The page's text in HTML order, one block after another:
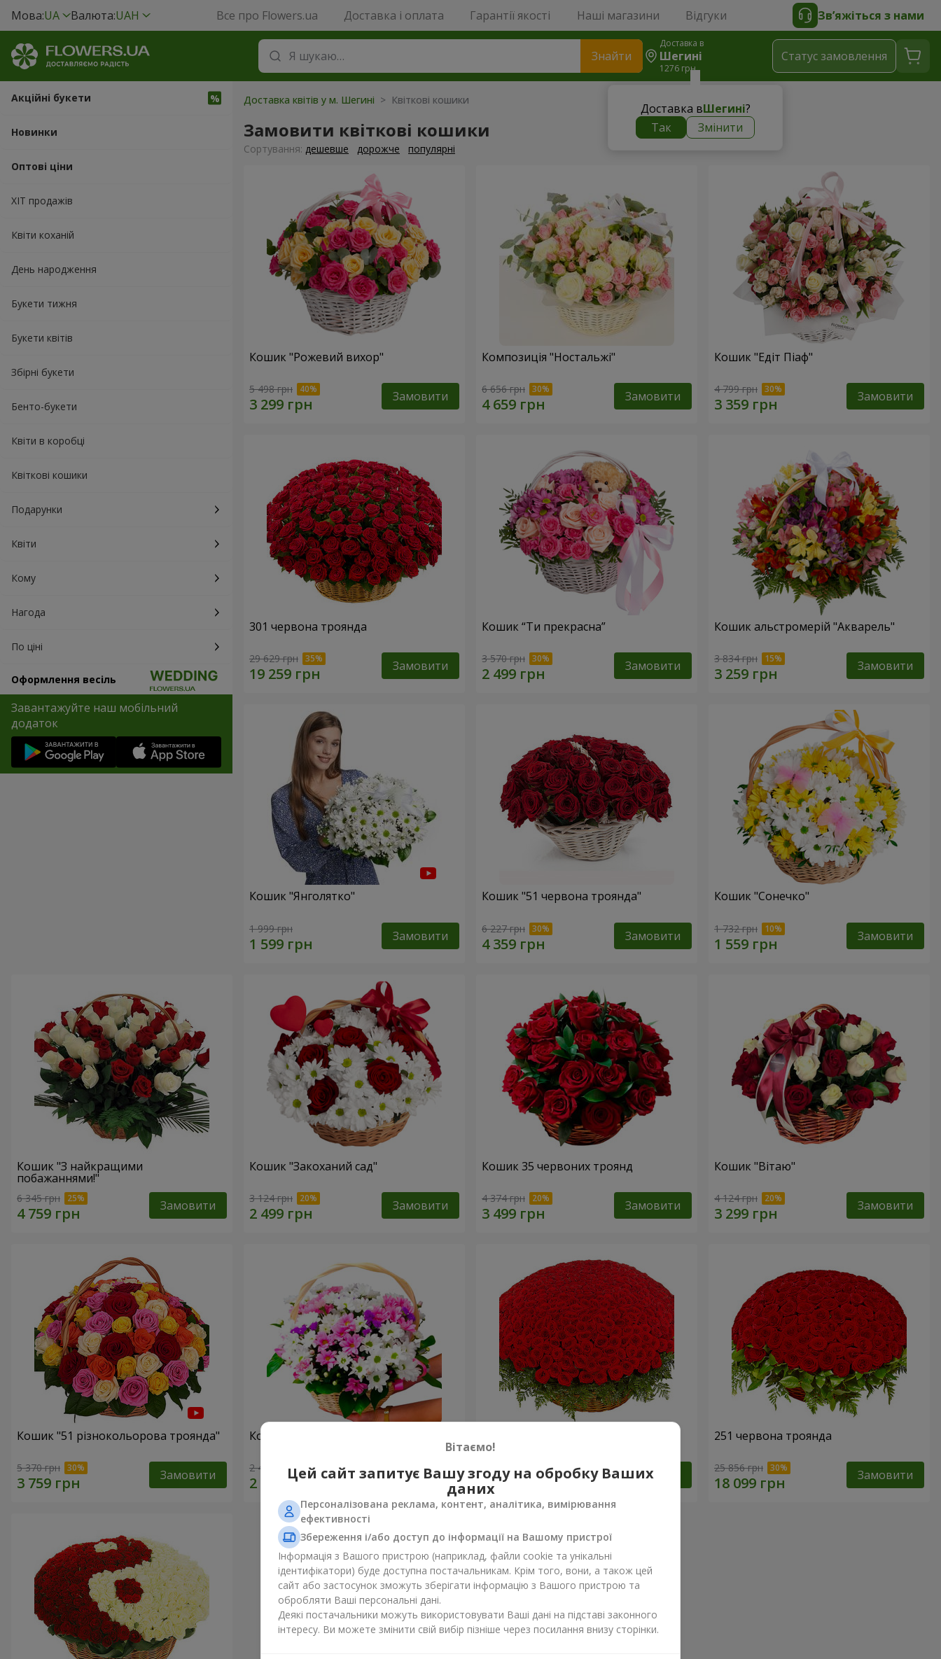
Мова:UA Валюта:UAH Все про Flowers.ua Доставка і оплата Гарантії якості Наші магазини Відгуки Зв’яжіться з нами
Знайти
Доставка в
Шегині
1276 грн
Доставка вШегині?
Так
Змінити
Статус замовлення
Акційні букети
Новинки
Оптові ціни
ХІТ продажів
Квіти коханій
День народження
Букети тижня
Букети квітів
Збірні букети
Бенто-букети
Квіти в коробці
Квіткові кошики
Подарунки
Квіти
Кому
Нагода
По ціні
Оформлення весіль
Завантажуйте наш мобільний
додаток
Доставка квітів у м. Шегині > Квіткові кошики
Замовити квіткові кошики
Сортування: дешевше дорожче популярні
Кошик "Рожевий вихор"
5 498 грн Замовити
Композиція "Ностальжі"
6 656 грн Замовити
Кошик "Едіт Піаф"
4 799 грн Замовити
301 червона троянда
29 629 грн Замовити
Кошик “Ти прекрасна”
3 570 грн Замовити
Кошик альстромерій "Акварель"
3 834 грн Замовити
Кошик "Янголятко"
1 999 грн Замовити
Кошик "51 червона троянда"
6 227 грн Замовити
Кошик "Сонечко"
1 732 грн Замовити
Кошик "З найкращими
побажаннями!"
6 345 грн Замовити
Кошик "Закоханий сад"
3 124 грн Замовити
Кошик 35 червоних троянд
4 374 грн Замовити
Кошик "Вітаю"
4 124 грн Замовити
Кошик "51 різнокольорова троянда"
5 370 грн Замовити
Кошик хризантем "Яскрава галявина"
2 469 грн Замовити 58 907 грн Замовити
251 червона троянда
25 856 грн Замовити
Вітаємо!
Цей сайт запитує Вашу згоду на обробку Ваших
даних
Персоналізована реклама, контент, аналітика, вимірювання
ефективності
Збереження і/або доступ до інформації на Вашому пристрої
Інформація з Вашого пристрою (наприклад, файли cookie та унікальні
ідентифікатори) буде доступна постачальникам. Крім того, вони, а також цей
сайт або застосунок зможуть зберігати інформацію з Вашого пристрою та
обробляти Ваші персональні дані.
Деякі постачальники можуть використовувати Ваші дані на підставі законного
інтересу. Ви можете змінити свій вибір пізніше через посилання внизу сторінки.